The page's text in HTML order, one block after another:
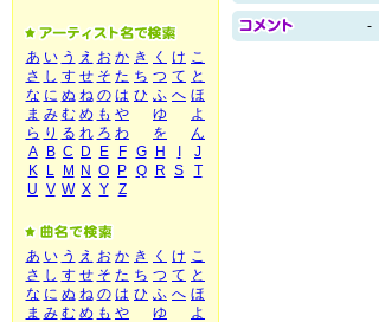
あ い う え お か き く け こ
さ し す せ そ た ち つ て と
な に ぬ ね の は ひ ふ へ ほ
ま み む め も や ゆ
よ
ら り る れ ろ わ を
ん
A
B C D E F G H
J
K
L M N O P Q R S
T
U V W X Y Z
あ い う え お か き く け こ
さ し す せ そ た ち つ て と
な に ぬ ね の は ひ ふ へ ほ
ま み む め も や ゆ
よ
-